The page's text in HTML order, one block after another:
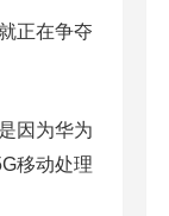
正在争夺
因为华为
移动处理